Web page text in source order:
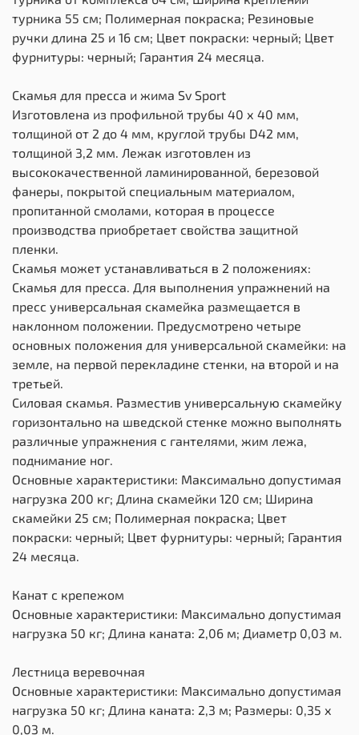
турника 55 см; Полимерная покраска; Резиновые
ручки длина 25 и 16 см; Цвет покраски: черный; Цвет
фурнитуры: черный; Гарантия 24 месяца.
Скамья для пресса и жима Sv Sport
Изготовлена из профильной трубы 40 х 40 мм,
толщиной от 2 до 4 мм, круглой трубы D42 мм,
толщиной 3,2 мм. Лежак изготовлен из
высококачественной ламинированной, березовой
фанеры, покрытой специальным материалом,
пропитанной смолами, которая в процессе
производства приобретает свойства защитной
пленки.
Скамья может устанавливаться в 2 положениях:
Скамья для пресса. Для выполнения упражнений на
пресс универсальная скамейка размещается в
наклонном положении. Предусмотрено четыре
основных положения для универсальной скамейки: на
земле, на первой перекладине стенки, на второй и на
третьей.
Силовая скамья. Разместив универсальную скамейку
горизонтально на шведской стенке можно выполнять
различные упражнения с гантелями, жим лежа,
поднимание ног.
Основные характеристики: Максимально допустимая
нагрузка 200 кг; Длина скамейки 120 см; Ширина
скамейки 25 см; Полимерная покраска; Цвет
покраски: черный; Цвет фурнитуры: черный; Гарантия
24 месяца.
Канат с крепежом
Основные характеристики: Максимально допустимая
нагрузка 50 кг; Длина каната: 2,06 м; Диаметр 0,03 м.
Лестница веревочная
Основные характеристики: Максимально допустимая
нагрузка 50 кг; Длина каната: 2,3 м; Размеры: 0,35 х
0,03 м.